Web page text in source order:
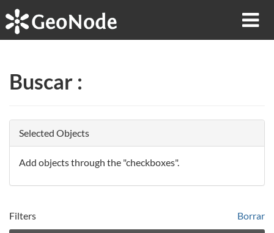
Buscar :
Selected Objects
Add objects through the "checkboxes".
Filters Borrar